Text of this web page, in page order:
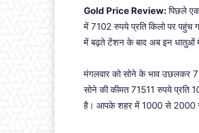
Gold Price Review:पिछले
में 7102 रुपये प्रति किलो पर पहुंच
में बढ़ते टेंशन के बाद अब इन धातुओं
मंगलवार को सोने के भाव उछलकर
सोने की कीमत 71511 रुपये प्रति
है। आपके शहर में 1000 से 2000